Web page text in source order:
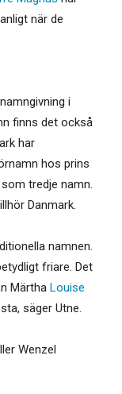
när de
i
finns det också
har
hos prins
tredje namn.
Danmark.
namnen.
friare. Det
Märtha Louise
säger Utne.
Wenzel